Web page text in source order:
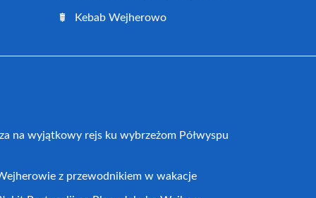
Kebab Wejherowo
na wyjątkowy rejs ku wybrzeżom Półwyspu
z przewodnikiem w wakacje